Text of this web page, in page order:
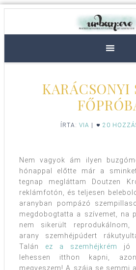
KARÁCSONYI
ÍRTA: VIA 20
Nem vagyok ám ilyen
hónappal előtte már a
tegnap megláttam Doutzen
reklámfotón, és teljesen
aranyban pompázó
megdobogtatta a szívemet, na
nem sikerült reprodukálnom,
arany szemhéjpúdert
Talán ez a szemhéjkrém
jó
lehessen itthon kapni,
megveszem! A szája se semmi